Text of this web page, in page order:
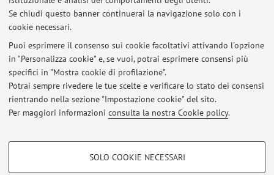
Se chiudi questo banner continuerai la navigazione solo con i
cookie necessari.
Puoi esprimere il consenso sui cookie facoltativi attivando l'opzione
in "Personalizza cookie" e, se vuoi, potrai esprimere consensi più
specifici in "Mostra cookie di profilazione".
Potrai sempre rivedere le tue scelte e verificare lo stato dei consensi
rientrando nella sezione "Impostazione cookie" del sito.
Per maggiori informazioni consulta la nostra Cookie policy.
COOKIE DI PROFILAZIONE - FACOLTATIVI
SOLO COOKIE NECESSARI
Ultimi avvisi
Al momento non sono presenti avvisi.
Area riservata